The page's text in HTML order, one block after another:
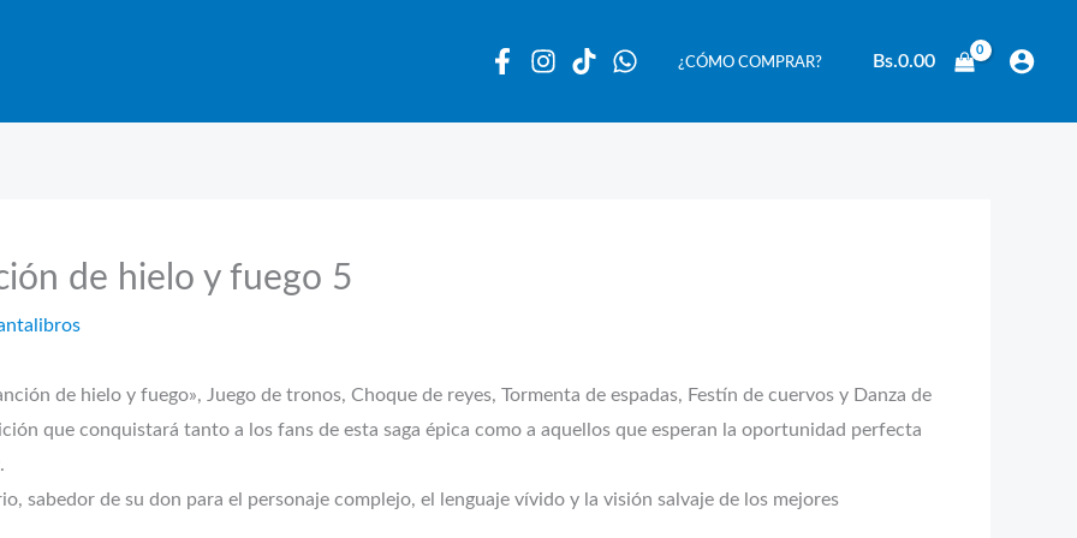
¿CÓMO COMPRAR? Bs.0.00
de hielo y fuego 5
de hielo y fuego», Juego de tronos, Choque de reyes, Tormenta de espadas, Festín de cuervos y Danza de
que conquistará tanto a los fans de esta saga épica como a aquellos que esperan la oportunidad perfecta
sabedor de su don para el personaje complejo, el lenguaje vívido y la visión salvaje de los mejores